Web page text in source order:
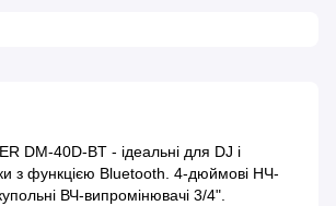
DM-40D-BT - ідеальні для DJ і
з функцією Bluetooth. 4-дюймові НЧ-
ВЧ-випромінювачі 3/4".